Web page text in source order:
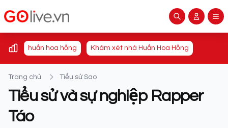
huấn hoa hồng Khám xét nhà Huấn Hoa Hồng
Trang chủ Tiểu sử Sao
Tiểu sử và sự nghiệp Rapper
Táo